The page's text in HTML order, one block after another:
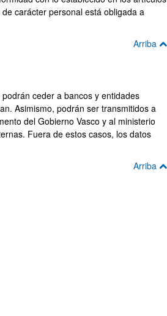
carácter personal está obligada a
Arriba
ceder a bancos y entidades
Asimismo, podrán ser transmitidos a
del Gobierno Vasco y al ministerio
Fuera de estos casos, los datos
Arriba